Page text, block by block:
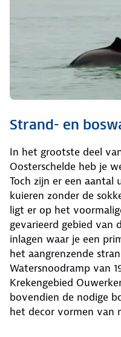
Strand- en
In het grootste deel
Oosterschelde heb je
Toch zijn er een
kuieren zonder de
ligt er op het
gevarieerd gebied van
inlagen waar je een
het aangrenzende
Watersnoodramp van
Krekengebied
bovendien de nodige
het decor vormen van